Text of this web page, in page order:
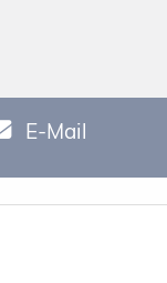
E-Mail